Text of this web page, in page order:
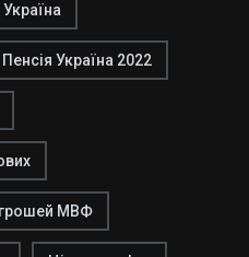
Україна
Пенсія Україна 2022
грошей МВФ